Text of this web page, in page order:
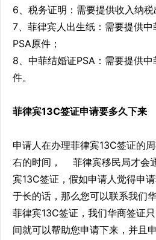
6、税务证明：需要提供收入纳税
7、菲律宾人出生纸：需要提供
PSA原件；
8、中菲结婚证PSA：需要提供
件。
菲律宾13C签证申请要多久下来
申请人在办理菲律宾13C签证的
右的时间， 菲律宾移民局才会
宾13C签证，假如申请人觉得申
于长的话，那么您可以联系我们
菲律宾13C签证，我们华商签证
间就可以帮助您申请下来，并且